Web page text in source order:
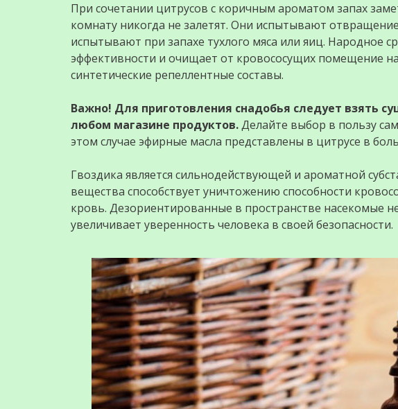
При сочетании цитрусов с коричным ароматом запах
комнату никогда не залетят. Они испытывают
испытывают при запахе тухлого мяса или яиц. Народное
эффективности и очищает от кровососущих помещение
синтетические репеллентные составы.
Важно! Для приготовления снадобья следует взять
любом магазине продуктов.Делайте выбор в пользу
этом случае эфирные масла представлены в цитрусе в
Гвоздика является сильнодействующей и ароматной
вещества способствует уничтожению способности
кровь. Дезориентированные в пространстве насекомые
увеличивает уверенность человека в своей безопасности.